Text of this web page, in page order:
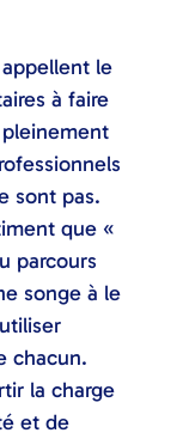
le
à faire
sont pas.
que «
parcours
songe à le
chacun.
la charge
et de